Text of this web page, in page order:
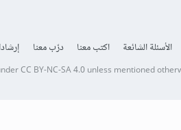
الأسئلة الشائعة اكتب معنا درّب معنا
CC BY-NC-SA 4.0unless mentioned